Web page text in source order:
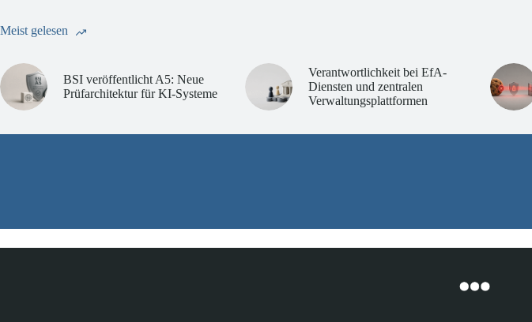
Meist gelesen
BSI veröffentlicht A5: Neue
Prüfarchitektur für KI-Systeme
Verantwortlichkeit bei EfA-
Diensten und zentralen
Verwaltungsplattformen